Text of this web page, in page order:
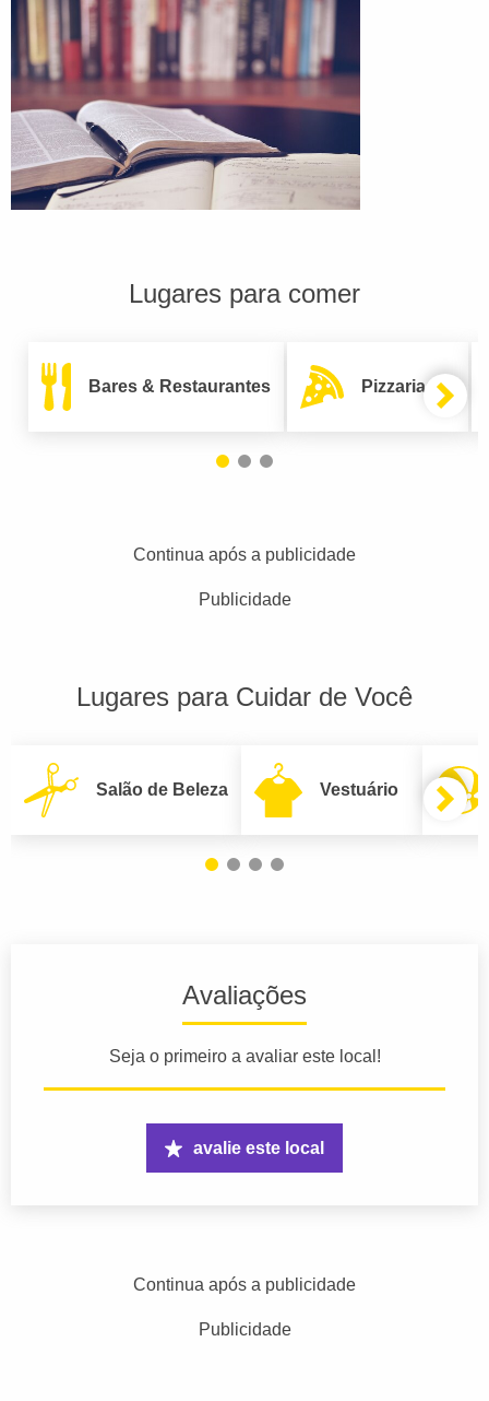
Lugares para comer
Bares & Restaurantes Pizzarias
Continua após a publicidade
Publicidade
Lugares para Cuidar de Você
Salão de Beleza Vestuário
Avaliações
Seja o primeiro a avaliar este local!
avalie este local
Continua após a publicidade
Publicidade